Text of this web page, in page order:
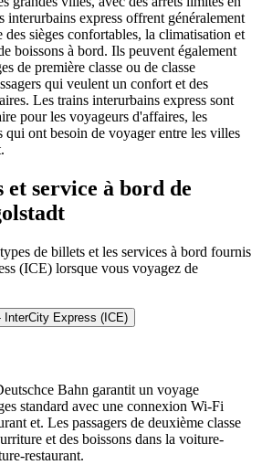
interurbains express offrent généralement
des sièges confortables, la climatisation et
boissons à bord. Ils peuvent également
de première classe ou de classe
qui veulent un confort et des
Les trains interurbains express sont
pour les voyageurs d'affaires, les
qui ont besoin de voyager entre les villes
et service à bord de
de billets et les services à bord fournis
(ICE) lorsque vous voyagez de
InterCity Express (ICE)
Bahn garantit un voyage
standard avec une connexion Wi-Fi
et. Les passagers de deuxième classe
et des boissons dans la voiture-
restaurant.